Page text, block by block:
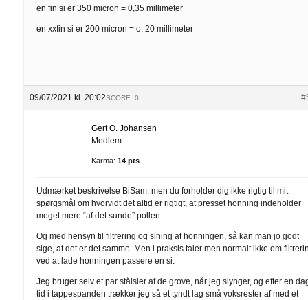
en fin si er 350 micron = 0,35 millimeter
en xxfin si er 200 micron = o, 20 millimeter
09/07/2021 kl. 20:02SCORE: 0
Gert O. Johansen
Medlem
Karma: 14 pts
Udmærket beskrivelse BiSam, men du forholder dig ikke rigtig til mit
spørgsmål om hvorvidt det altid er rigtigt, at presset honning indeholder
meget mere “af det sunde” pollen.
Og med hensyn til filtrering og sining af honningen, så kan man jo godt
sige, at det er det samme. Men i praksis taler men normalt ikke om
ved at lade honningen passere en si.
Jeg bruger selv et par stålsier af de grove, når jeg slynger, og efter en
tid i tappespanden trækker jeg så et tyndt lag små voksrester af med et